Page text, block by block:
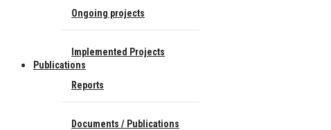
Ongoing projects
Implemented Projects
Publications
Reports
Documents / Publications